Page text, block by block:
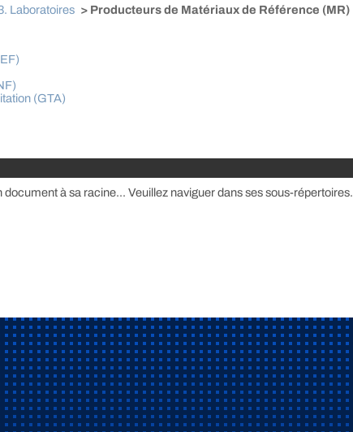
Laboratoires > Producteurs de Matériaux de Référence (MR)
(GTA)
à sa racine... Veuillez naviguer dans ses sous-répertoires.